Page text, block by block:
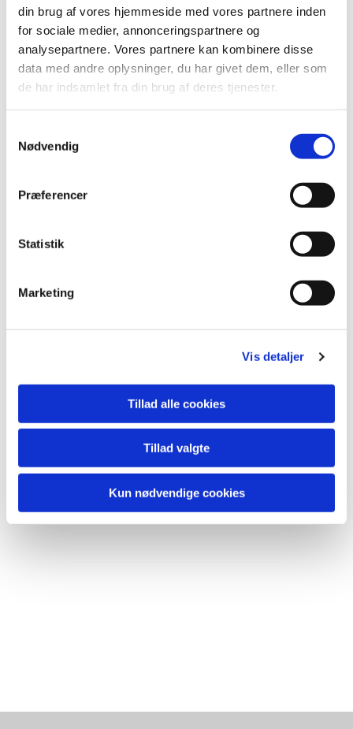
din brug af vores hjemmeside med vores partnere inden
for sociale medier, annonceringspartnere og
analysepartnere. Vores partnere kan kombinere disse
data med andre oplysninger, du har givet dem, eller som
de har indsamlet fra din brug af deres tjenester.
Nødvendig
Præferencer
Statistik
Marketing
Vis detaljer
Tillad alle cookies
Tillad valgte
Kun nødvendige cookies
Du vil måske også kunne